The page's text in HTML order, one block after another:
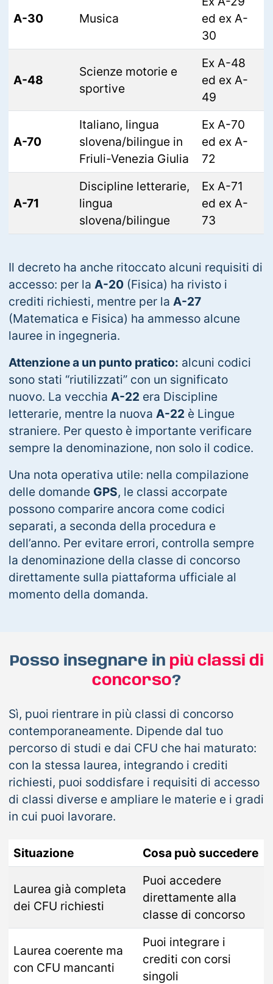
A-30 Musica
ed ex A-
30
A-48
Scienze motorie e
sportive
Ex A-48
ed ex A-
49
A-70
Italiano, lingua
slovena/bilingue in
Friuli-Venezia Giulia
Ex A-70
ed ex A-
72
A-71
Discipline letterarie,
lingua
slovena/bilingue
Ex A-71
ed ex A-
73
Il decreto ha anche ritoccato alcuni requisiti di
accesso: per la A-20 (Fisica) ha rivisto i
crediti richiesti, mentre per la A-27
(Matematica e Fisica) ha ammesso alcune
lauree in ingegneria.
Attenzione a un punto pratico: alcuni codici
sono stati “riutilizzati” con un significato
nuovo. La vecchia A-22 era Discipline
letterarie, mentre la nuova A-22 è Lingue
straniere. Per questo è importante verificare
sempre la denominazione, non solo il codice.
Una nota operativa utile: nella compilazione
delle domande GPS, le classi accorpate
possono comparire ancora come codici
separati, a seconda della procedura e
dell’anno. Per evitare errori, controlla sempre
la denominazione della classe di concorso
direttamente sulla piattaforma ufficiale al
momento della domanda.
Posso insegnare in più classi di
concorso?
Sì, puoi rientrare in più classi di concorso
contemporaneamente. Dipende dal tuo
percorso di studi e dai CFU che hai maturato:
con la stessa laurea, integrando i crediti
richiesti, puoi soddisfare i requisiti di accesso
di classi diverse e ampliare le materie e i gradi
in cui puoi lavorare.
Situazione Cosa può succedere
Laurea già completa
dei CFU richiesti
Puoi accedere
direttamente alla
classe di concorso
Laurea coerente ma
con CFU mancanti
Puoi integrare i
crediti con corsi
singoli